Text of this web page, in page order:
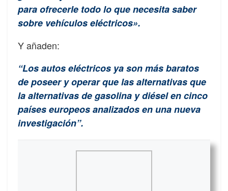
para ofrecerle todo lo que necesita saber
sobre vehículos eléctricos».
Y añaden:
“Los autos eléctricos ya son más baratos
de poseer y operar que las alternativas que
la alternativas de gasolina y diésel en cinco
países europeos analizados en una nueva
investigación”.